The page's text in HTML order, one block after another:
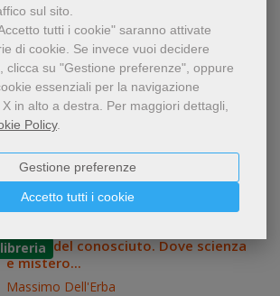
sul sito.
tutti i cookie" saranno attivate
di cookie. Se invece vuoi decidere
clicca su "Gestione preferenze", oppure
essenziali per la navigazione
in alto a destra. Per maggiori dettagli,
Policy.
Accetto tutti i cookie
Gestione preferenze
La prima luce. L'accensione delle
stelle
Emma Chapman
Libro: Libro in brossura
28,00 €
Al di là del conosciuto. Dove scienza
e mistero...
Massimo Dell'Erba